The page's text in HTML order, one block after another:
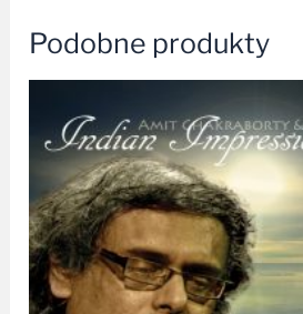
Podobne produkty